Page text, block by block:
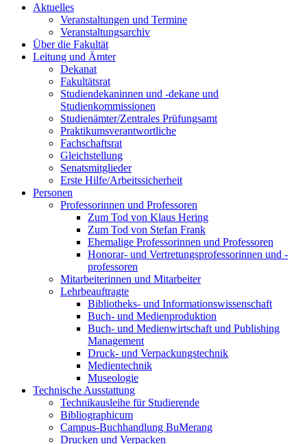
Aktuelles
Veranstaltungen und Termine
Veranstaltungsarchiv
Über die Fakultät
Leitung und Ämter
Dekanat
Fakultätsrat
Studiendekaninnen und -dekane und
Studienkommissionen
Studienämter/Zentrales Prüfungsamt
Praktikumsverantwortliche
Fachschaftsrat
Gleichstellung
Senatsmitglieder
Erste Hilfe/Arbeitssicherheit
Personen
Professorinnen und Professoren
Zum Tod von Klaus Hering
Zum Tod von Stefan Frank
Ehemalige Professorinnen und Professoren
Honorar- und Vertretungsprofessorinnen und -
professoren
Mitarbeiterinnen und Mitarbeiter
Lehrbeauftragte
Bibliotheks- und Informationswissenschaft
Buch- und Medienproduktion
Buch- und Medienwirtschaft und Publishing
Management
Druck- und Verpackungstechnik
Medientechnik
Museologie
Technische Ausstattung
Technikausleihe für Studierende
Bibliographicum
Campus-Buchhandlung BuMerang
Drucken und Verpacken